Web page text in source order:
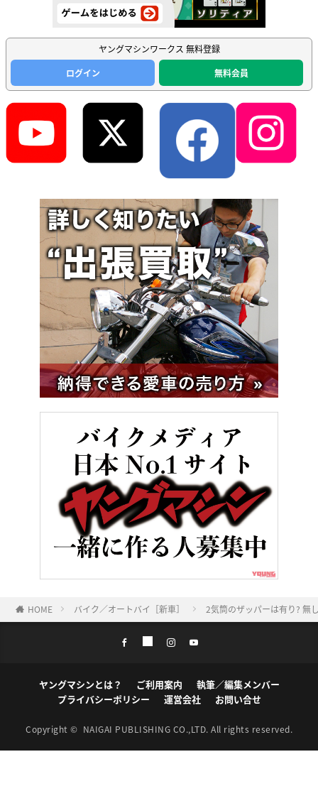
ヤングマシンワークス 無料登録
ログイン
無料会員
HOME バイク／オートバイ［新車］ 2気筒のザッパーは有り? 無
ヤングマシンとは？ ご利用案内
執筆／編集メンバー
プライバシーポリシー
運営会社 お問い合せ
Copyright © NAIGAI PUBLISHING CO.,LTD. All rights reserved.